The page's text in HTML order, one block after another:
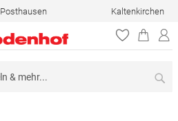
Posthausen Kaltenkirchen